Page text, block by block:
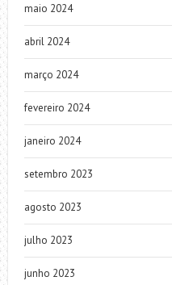
maio 2024
abril 2024
março 2024
fevereiro 2024
janeiro 2024
setembro 2023
agosto 2023
julho 2023
junho 2023